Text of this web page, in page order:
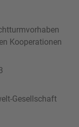
Kooperationen
Gesellschaft